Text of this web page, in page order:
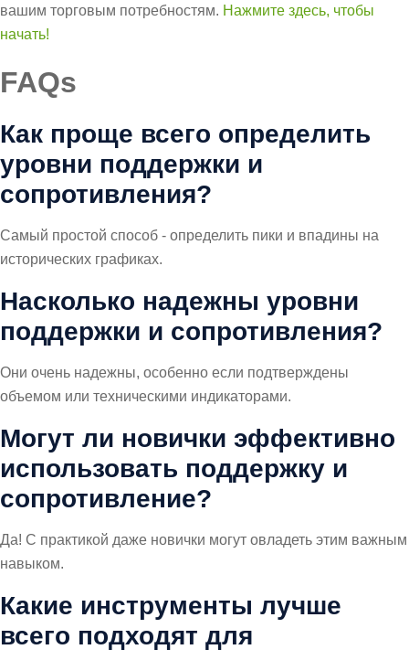
вашим торговым потребностям. Нажмите здесь, чтобы
начать!
FAQs
Как проще всего определить
уровни поддержки и
сопротивления?
Самый простой способ - определить пики и впадины на
исторических графиках.
Насколько надежны уровни
поддержки и сопротивления?
Они очень надежны, особенно если подтверждены
объемом или техническими индикаторами.
Могут ли новички эффективно
использовать поддержку и
сопротивление?
Да! С практикой даже новички могут овладеть этим важным
навыком.
Какие инструменты лучше
всего подходят для